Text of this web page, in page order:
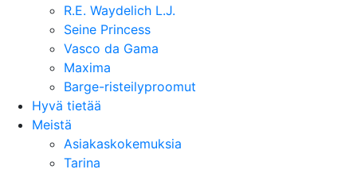
R.E. Waydelich L.J.
Seine Princess
Vasco da Gama
Maxima
Barge-risteilyproomut
Hyvä tietää
Meistä
Asiakaskokemuksia
Tarina